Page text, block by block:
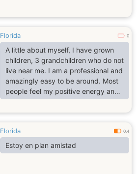
Florida 0
A little about myself, I have grown
children, 3 grandchildren who do not
live near me. I am a professional and
amazingly easy to be around. Most
people feel my positive energy and
are drawn towards me. I enjoy the
outdoors, music, dancing,
looking for a positive calligraphy
woman to me by partner, love and
best friend.
Florida 0.4
Estoy en plan amistad